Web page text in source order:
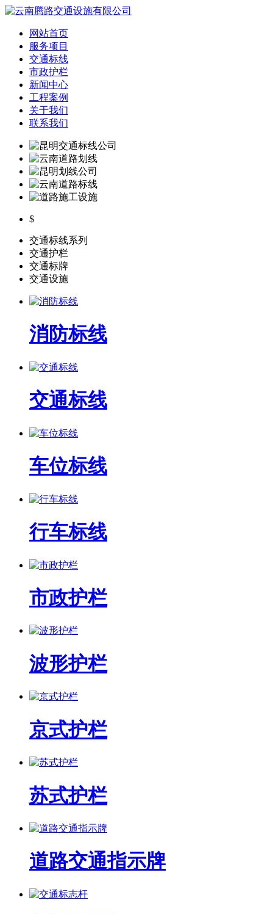
网站首页
服务项目
交通标线
市政护栏
新闻中心
工程案例
关于我们
联系我们
$
交通标线系列
交通护栏
交通标牌
交通设施
消防标线
交通标线
车位标线
行车标线
市政护栏
波形护栏
京式护栏
苏式护栏
道路交通指示牌